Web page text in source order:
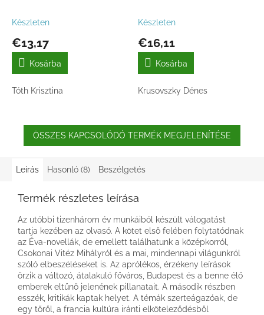
Készleten
€13,17
Kosárba
Tóth Krisztina
Készleten
€16,11
Kosárba
Krusovszky Dénes
ÖSSZES KAPCSOLÓDÓ TERMÉK MEGJELENÍTÉSE
Leírás Hasonló (8) Beszélgetés
Termék részletes leírása
Az utóbbi tizenhárom év munkáiból készült válogatást
tartja kezében az olvasó. A kötet első felében folytatódnak
az Éva-novellák, de emellett találhatunk a középkorról,
Csokonai Vitéz Mihályról és a mai, mindennapi világunkról
szóló elbeszéléseket is. Az aprólékos, érzékeny leírások
őrzik a változó, átalakuló főváros, Budapest és a benne élő
emberek eltűnő jelenének pillana­tait. A második részben
esszék, kritikák kaptak helyet. A témák szerteágazóak, de
egy tőről, a francia kultúra iránti elköteleződésből